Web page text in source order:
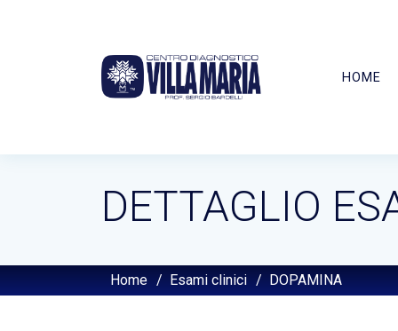
HOME
DETTAGLIO
Home / Esami clinici / DOPAMINA